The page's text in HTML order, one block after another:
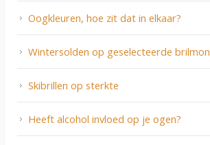
Oogkleuren, hoe zit dat in elkaar?
Wintersolden op geselecteerde
Skibrillen op sterkte
Heeft alcohol invloed op je ogen?